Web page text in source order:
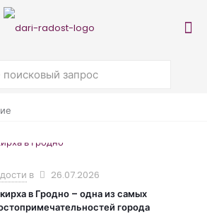
в
26.07.2026
в Гродно – одна из самых
города